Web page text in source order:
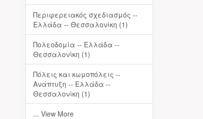
Περιφερειακός σχεδιασμός --
Ελλάδα -- Θεσσαλονίκη (1)
Πολεοδομία -- Ελλάδα --
Θεσσαλονίκη (1)
Πόλεις και κωμοπόλεις --
Ανάπτυξη -- Ελλάδα --
Θεσσαλονίκη (1)
... View More